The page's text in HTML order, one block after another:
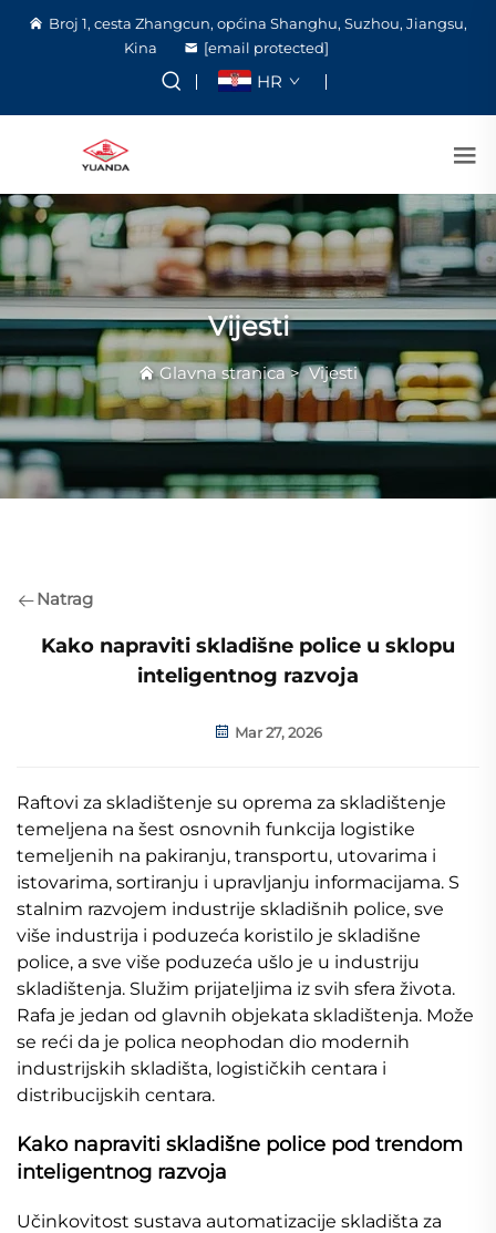
Broj 1, cesta Zhangcun, općina Shanghu, Suzhou, Jiangsu,
Kina
[email protected]
HR
Vijesti
Glavna stranica>Vijesti
Natrag
Kako napraviti skladišne police u sklopu
inteligentnog razvoja
Mar 27, 2026
Raftovi za skladištenje su oprema za skladištenje
temeljena na šest osnovnih funkcija logistike
temeljenih na pakiranju, transportu, utovarima i
istovarima, sortiranju i upravljanju informacijama. S
stalnim razvojem industrije skladišnih police, sve
više industrija i poduzeća koristilo je skladišne
police, a sve više poduzeća ušlo je u industriju
skladištenja. Služim prijateljima iz svih sfera života.
Rafa je jedan od glavnih objekata skladištenja. Može
se reći da je polica neophodan dio modernih
industrijskih skladišta, logističkih centara i
distribucijskih centara.
Kako napraviti skladišne police pod trendom
inteligentnog razvoja
Učinkovitost sustava automatizacije skladišta za